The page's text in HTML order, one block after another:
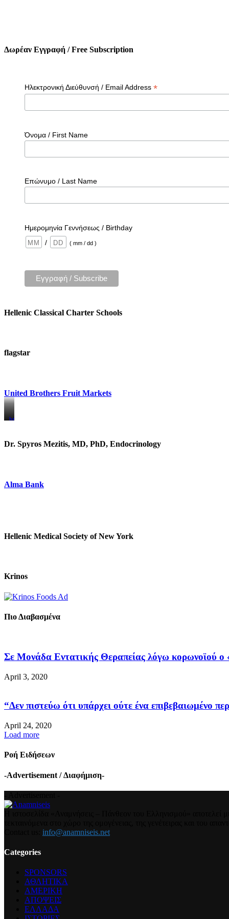
Δωρέαν Εγγραφή / Free Subscription
Ηλεκτρονική Διεύθυνσή / Email Address *
Όνομα / First Name
Επώνυμο / Last Name
Ημερομηνία Γεννήσεως / Birthday
/
( mm / dd )
Hellenic Classical Charter Schools
flagstar
United Brothers Fruit Markets
https://www.unitedbrothersfruitmarkets.com/
https://www.unitedbrothersfruitmarkets.com/
Dr. Spyros Mezitis, MD, PhD, Endocrinology
Alma Bank
Hellenic Medical Society of New York
Krinos
Πιο Διαβασμένα
Σε Μονάδα Εντατικής Θεραπείας λόγω κορωνοϊού ο
April 3, 2020
“Δεν πιστεύω ότι υπάρχει ούτε ένα επιβεβαιωμένο
April 24, 2020
Load more
Ροή Ειδήσεων
-Advertisement / Διαφήμιση-
info@anamniseis.net
Categories
SPONSORS
ΑΘΛΗΤΙΚΑ
ΑΜΕΡΙΚΗ
ΑΠΟΨΕΙΣ
ΕΛΛΑΔΑ